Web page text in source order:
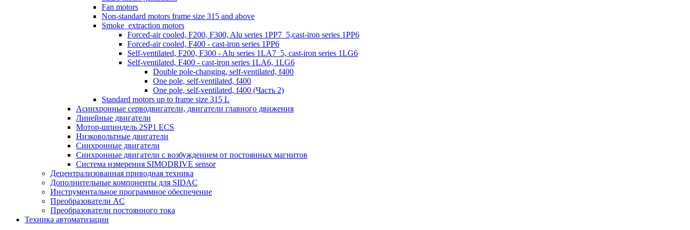
Fan motors
Non-standard motors frame size 315 and above
Smoke_extraction motors
Forced-air cooled, F200, F300, Alu series 1PP7_5,cast-iron series 1PP6
Forced-air cooled, F400 - cast-iron series 1PP6
Self-ventilated, F200, F300 - Alu series 1LA7_5, cast-iron series 1LG6
Self-ventilated, F400 - cast-iron series 1LA6, 1LG6
Double pole-changing, self-ventilated, f400
One pole, self-ventilated, f400
One pole, self-ventilated, f400 (Часть 2)
Standard motors up to frame size 315 L
Асинхронные серводвигатели, двигатели главного движения
Линейные двигатели
Мотор-шпиндель 2SP1 ECS
Низковольтные двигатели
Синхронные двигатели
Синхронные двигатели с возбуждением от постоянных магнитов
Система измерения SIMODRIVE sensor
Децентрализованная приводная техника
Дополнительные компоненты для SIDAC
Инструментальное программное обеспечение
Преобразователи AC
Преобразователи постоянного тока
Техника автоматизации